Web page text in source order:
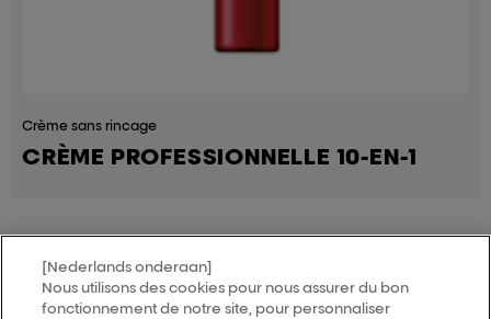
Crème sans rincage
CRÈME PROFESSIONNELLE 10-EN-1
MY HAIR[iD]
[Nederlands onderaan]
Nous utilisons des cookies pour nous assurer du bon
fonctionnement de notre site, pour personnaliser